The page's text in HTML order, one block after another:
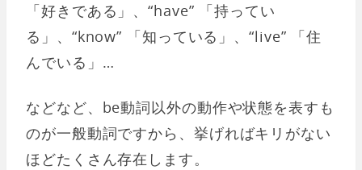
「好きである」、“have” 「持ってい
る」、“know” 「知っている」、“live” 「住
んでいる」…
などなど、be動詞以外の動作や状態を表すも
のが一般動詞ですから、挙げればキリがない
ほどたくさん存在します。